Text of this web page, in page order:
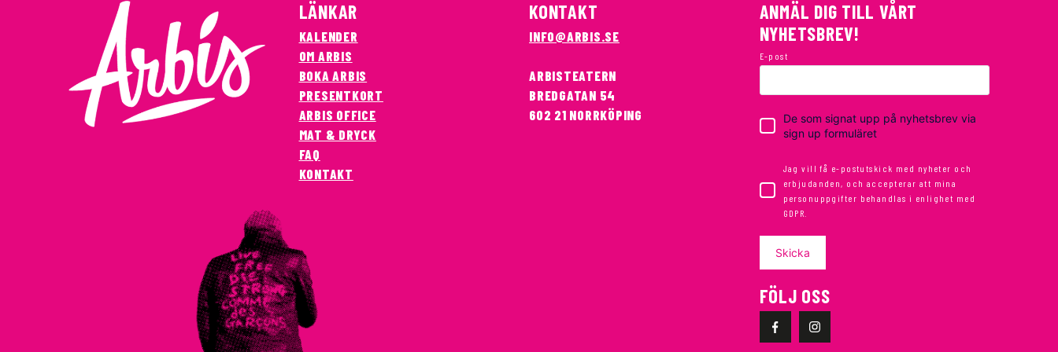
LÄNKAR
KALENDER
OM ARBIS
BOKA ARBIS
PRESENTKORT
ARBIS OFFICE
MAT & DRYCK
FAQ
KONTAKT
KONTAKT
INFO@ARBIS.SE
ARBISTEATERN
BREDGATAN 54
602 21 NORRKÖPING
ANMÄL DIG TILL VÅRT
NYHETSBREV!
E-post
De som signat upp på nyhetsbrev via
sign up formuläret
Jag vill få e-postutskick med nyheter och
erbjudanden, och accepterar att mina
personuppgifter behandlas i enlighet med
GDPR.
Skicka
FÖLJ OSS